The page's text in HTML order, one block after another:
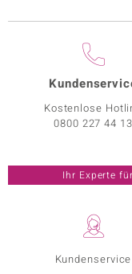
Kundenservice
Kostenlose
0800 227 44 13
Ihr Experte